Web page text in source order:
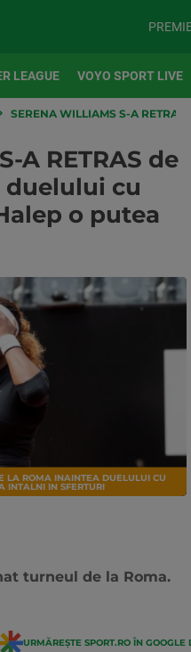
LEAGUE VOYO SPORT LIVE
SERENA WILLIAMS S-A
A RETRAS de
duelului cu
o putea
LA ROMA INAINTEA DUELULUI CU
INTALNI IN SFERTURI
turneul de la Roma.
URMĂREȘTE SPORT.RO ÎN GOOGLE